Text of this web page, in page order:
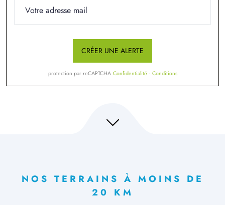
CRÉER UNE ALERTE
protection par reCAPTCHA Confidentialité - Conditions
NOS TERRAINS À MOINS DE
20 KM